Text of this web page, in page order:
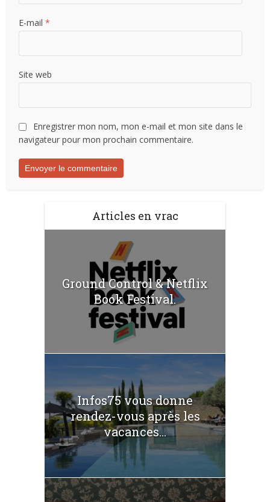
E-mail*
Site web
Enregistrer mon nom, mon e-mail et mon site dans le
navigateur pour mon prochain commentaire.
Articles en vrac
Ground Control & Netflix
Book Festival.
Infos75 vous donne
rendez-vous après les
vacances...